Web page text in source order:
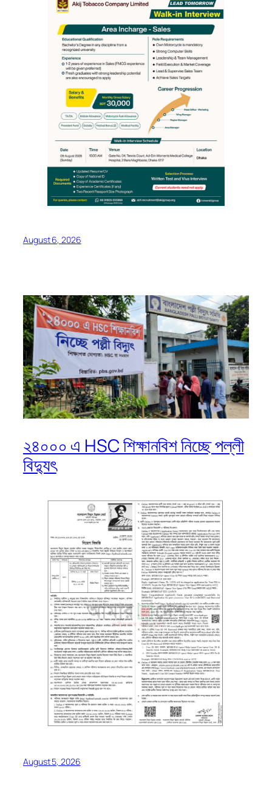
August 6, 2026
২৪০০০ এ HSC শিক্ষানবিশ নিচ্ছে পল্লী
বিদ্যুৎ
August 5, 2026